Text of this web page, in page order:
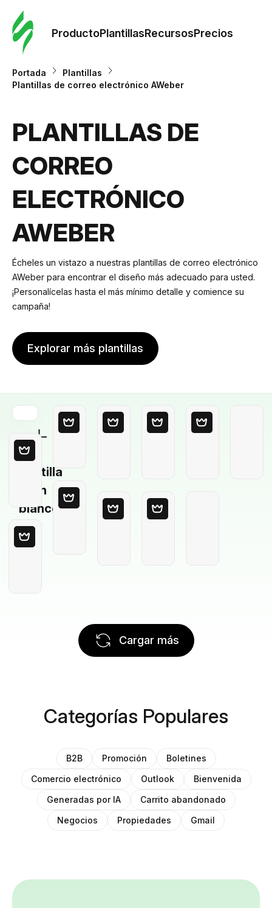
ProductoPlantillasRecursosPrecios
Portada
Plantillas
Plantillas de correo electrónico AWeber
PLANTILLAS DE
CORREO
ELECTRÓNICO
AWEBER
Écheles un vistazo a nuestras plantillas de correo electrónico
AWeber para encontrar el diseño más adecuado para usted.
¡Personalícelas hasta el más mínimo detalle y comience su
campaña!
Explorar más plantillas
Plantilla
en
blanco
Cargar más
Categorías Populares
B2B Promoción
Boletines
Comercio electrónico
Outlook
Bienvenida
Generadas por IA
Carrito abandonado
Negocios
Propiedades Gmail